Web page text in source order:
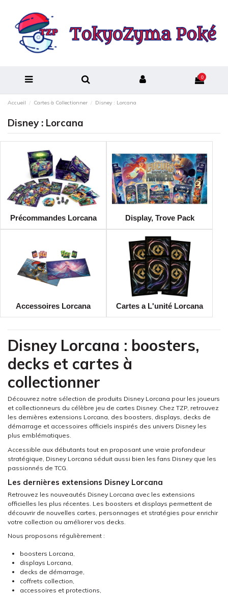
0
Accueil Cartes à Collectionner Disney : Lorcana
Disney : Lorcana
Précommandes Lorcana Display, Trove Pack
Accessoires Lorcana Cartes a L'unité Lorcana
Disney Lorcana : boosters,
decks et cartes à
collectionner
Découvrez notre sélection de produits Disney Lorcana pour les joueurs
et collectionneurs du célèbre jeu de cartes Disney. Chez TZP, retrouvez
les dernières extensions Lorcana, des boosters, displays, decks de
démarrage et accessoires officiels inspirés des univers Disney les
plus emblématiques.
Accessible aux débutants tout en proposant une vraie profondeur
stratégique, Disney Lorcana séduit aussi bien les fans Disney que les
passionnés de TCG.
Les dernières extensions Disney Lorcana
Retrouvez les nouveautés Disney Lorcana avec les extensions
officielles les plus récentes. Les boosters et displays permettent de
découvrir de nouvelles cartes, personnages et stratégies pour enrichir
votre collection ou améliorer vos decks.
Nous proposons régulièrement :
boosters Lorcana,
displays Lorcana,
decks de démarrage,
coffrets collection,
accessoires et protections,